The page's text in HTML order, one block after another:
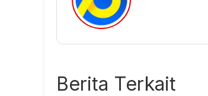
Berita Terkait